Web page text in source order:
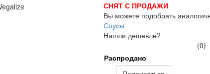
СНЯТ С ПРОДАЖИ
Вы можете подобрать
Соусы
Нашли дешевле?
(0)
Распродано